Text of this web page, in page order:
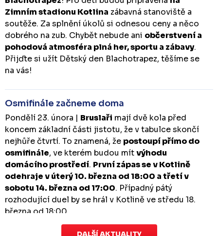
Zimním stadionu Kotlina zábavná stanoviště a
soutěže. Za splnění úkolů si odnesou ceny a něco
dobrého na zub. Chybět nebude ani občerstvení a
pohodová atmosféra plná her, sportu a zábavy.
Přijďte si užít Dětský den Blachotrapez, těšíme se
na vás!
Osmifinále začneme doma
Pondělí 23. února | Bruslaři mají dvě kola před
koncem základní části jistotu, že v tabulce skončí
nejhůře čtvrtí. To znamená, že postoupí přímo do
osmifinále, ve kterém budou mítvýhodu
domácího prostředí. První zápas se v Kotlině
odehraje v úterý 10. března od 18:00 a třetí v
sobotu 14. března od 17:00. Případný pátý
rozhodující duel by se hrál v Kotlině ve středu 18.
března od 18:00.
DALŠÍ AKTUALITY